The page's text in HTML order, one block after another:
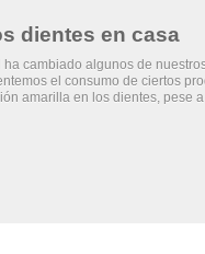
dientes en casa
ha cambiado algunos de
el consumo de ciertos
amarilla en los dientes, pese